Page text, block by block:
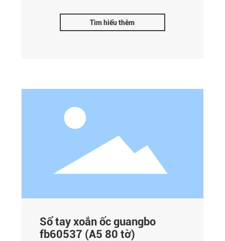
Tìm hiểu thêm
Sổ tay xoắn ốc guangbo
fb60537 (A5 80 tờ)